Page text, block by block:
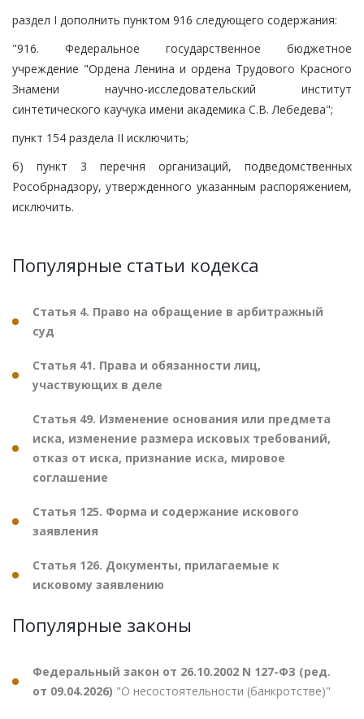
раздел I дополнить пунктом 916 следующего содержания:
"916. Федеральное государственное бюджетное
учреждение "Ордена Ленина и ордена Трудового Красного
Знамени научно-исследовательский институт
синтетического каучука имени академика С.В. Лебедева";
пункт 154 раздела II исключить;
б) пункт 3 перечня организаций, подведомственных
Рособрнадзору, утвержденного указанным распоряжением,
исключить.
Популярные статьи кодекса
Статья 4. Право на обращение в арбитражный
суд
Статья 41. Права и обязанности лиц,
участвующих в деле
Статья 49. Изменение основания или предмета
иска, изменение размера исковых требований,
отказ от иска, признание иска, мировое
соглашение
Статья 125. Форма и содержание искового
заявления
Статья 126. Документы, прилагаемые к
исковому заявлению
Популярные законы
Федеральный закон от 26.10.2002 N 127-ФЗ (ред.
от 09.04.2026) "О несостоятельности (банкротстве)"